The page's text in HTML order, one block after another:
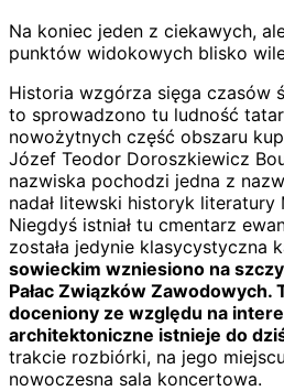
Na koniec jeden z ciekawych,
punktów widokowych blisko
Historia wzgórza sięga czasów
to sprowadzono tu ludność
nowożytnych część obszaru
Józef Teodor Doroszkiewicz
nazwiska pochodzi jedna z
nadał litewski historyk literatury
Niegdyś istniał tu cmentarz
została jedynie klasycystyczna
sowieckim wzniesiono na
Pałac Związków Zawodowych.
doceniony ze względu na
architektoniczne istnieje do
trakcie rozbiórki, na jego
nowoczesna sala koncertowa.